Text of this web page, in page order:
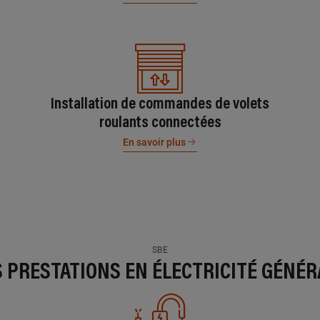
Installation de commandes de volets
roulants connectées
En savoir plus
SBE
PRESTATIONS EN ÉLECTRICITÉ